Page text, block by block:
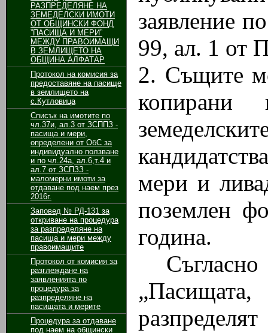
РАЗПРЕДЕЛЯНЕ НА
ЗЕМЕДЕЛСКИ ИМОТИ
ОТ ОБЩИНСКИ ФОНД
”ПАСИЩА И МЕРИ”
МЕЖДУ ПРАВОИМАЩИ
В ЗЕМЛИЩЕТО НА
ОБЩИНА АЛФАТАР
Протокол на комисия за
предоставяне на пасище
в землището на
с.Кутловица
Списък на имотите по
чл.37и, ал.3 от ЗСППЗ -
пасища и мери,
определени от ОбС за
индивидуално ползване
и по чл.24а, ал.6,т.4 и
ал.7 от ЗСПЗЗ -
маломерни имоти за
отдаване под наем през
2016г.
Заповед № РД-131 за
откриване на процедура
за разпределяне на
пасища и мери между
правоимащите
Протокол от комисия за
разглеждане на
заявленията по
процедура за
разпределяне на
пасищата и мерите
Процедура за отдаване
под наем на общински
заявление
99, ал. 1
2. Същите
мери и
поземлен
година.